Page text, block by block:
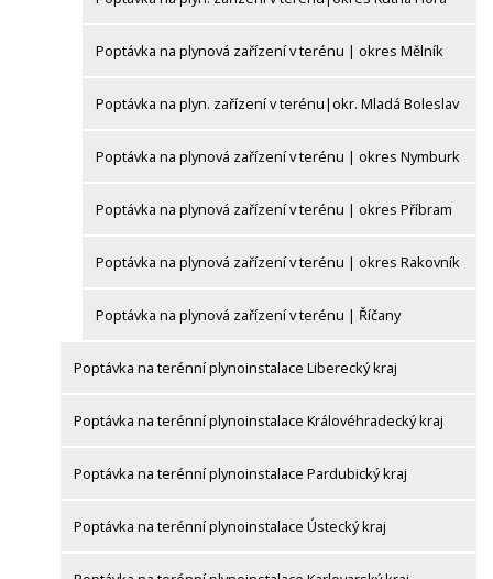
Poptávka na plynová zařízení v terénu | okres Mělník
Poptávka na plyn. zařízení v terénu|okr. Mladá Boleslav
Poptávka na plynová zařízení v terénu | okres Nymburk
Poptávka na plynová zařízení v terénu | okres Příbram
Poptávka na plynová zařízení v terénu | okres Rakovník
Poptávka na plynová zařízení v terénu | Říčany
Poptávka na terénní plynoinstalace Liberecký kraj
Poptávka na terénní plynoinstalace Královéhradecký kraj
Poptávka na terénní plynoinstalace Pardubický kraj
Poptávka na terénní plynoinstalace Ústecký kraj